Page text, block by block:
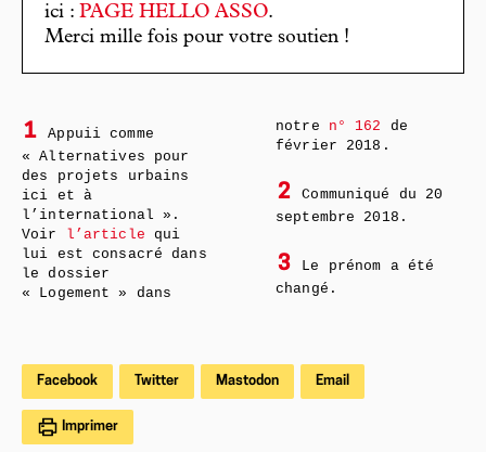
ici : PAGE HELLO ASSO.
Merci mille fois pour votre soutien !
1
Appuii comme
« Alternatives pour
des projets urbains
ici et à
l’international ».
Voir l’article qui
lui est consacré dans
le dossier
« Logement » dans
notre n° 162
de
février 2018.
2
Communiqué du 20
septembre 2018.
3
Le prénom a été
changé.
Facebook Twitter Mastodon Email
Imprimer